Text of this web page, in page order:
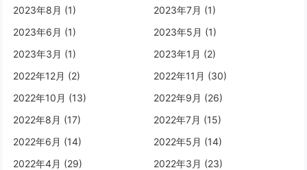
2023年8月 (1)
2023年7月 (1)
2023年6月 (1)
2023年5月 (1)
2023年3月 (1)
2023年1月 (2)
2022年12月 (2)
2022年11月 (30)
2022年10月 (13)
2022年9月 (26)
2022年8月 (17)
2022年7月 (15)
2022年6月 (14)
2022年5月 (14)
2022年4月 (29)
2022年3月 (23)